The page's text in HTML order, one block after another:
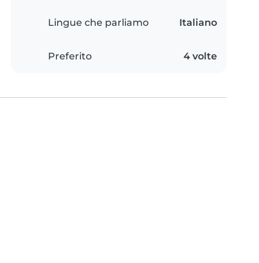
Lingue che parliamo Italiano
Preferito 4 volte